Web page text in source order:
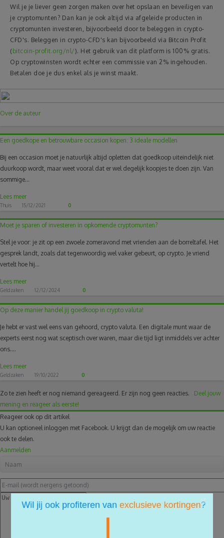
Wil je je liever geen zorgen maken over het opslaan en beveiligen van
je cryptomunten? Dan kan je ook altijd via afgeleide producten in
cryptomunten investeren, bijvoorbeeld door te beleggen in crypto-
CFD's. Beleggen in crypto-CFD's kan bijvoorbeeld via Bitcoin Profit
( bitcoin-profit.org/nl/). Het gebruik van dit platform is 100% gratis.
Op cryptowinsten wordt echter een commissie van 2% ingehouden.
Betalen doe je dus enkel als je winst maakt.
Over de auteur
Een goedkope en betrouwbare occasion kopen: 3 ideale modellen
Bij een occasion moet je natuurlijk altijd opletten dat goedkoop uiteindelijk niet
duurkoop wordt, maar weet vooral dat er wel degelijk koopjes te doen zijn. Van
sommige...
Lees meer
Thuis 15/12/2021 0
Moet je sparen of investeren in opkomende cryptomunten?
Stel je voor: je zit op een zwoele zomeravond met vrienden aan de borreltafel. Het
gesprek landt, zoals dat tegenwoordig wel vaker gebeurt, op crypto. Je vriend
vertelt hoe hij...
Lees meer
Geldzaken 12/12/2024 0
Op deze manier handel jij goedkoop in crypto valuta!
Je hebt er vast wel eens van gehoord, crypto valuta. Een digitale munt waar de
experts eerst nog wat sceptisch over waren, maar die tijd ligt inmiddels ver achter
ons....
Lees meer
Geldzaken 19/10/2022 0
Zo te zien heeft er nog niemand gereageerd. Er zijn nog geen reacties. Deel jouw
mening en reageer als eerste!
Reageer ook op dit artikel
U kan optioneel inloggen met Facebook. U krijgt dan de mogelijk om uw reactie
ook te delen.
Aanmelden
×